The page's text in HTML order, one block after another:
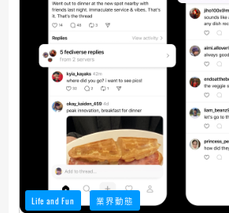
Life and Fun 業界動態